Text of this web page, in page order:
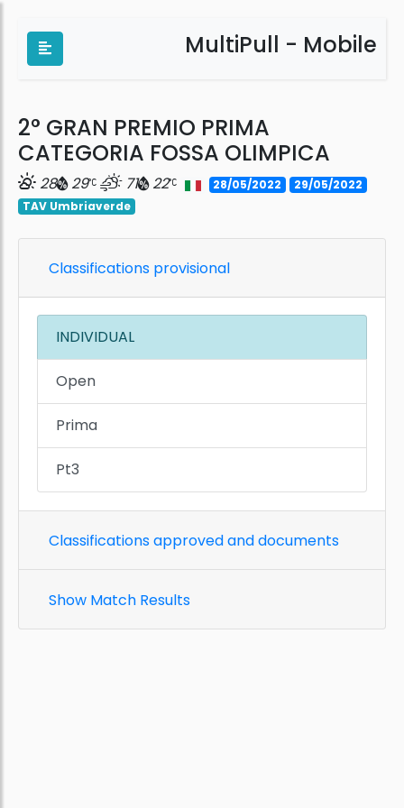
MultiPull - Mobile
2° GRAN PREMIO PRIMA
CATEGORIA FOSSA OLIMPICA
28 29 71 22 28/05/2022
29/05/2022
TAV Umbriaverde
Classifications provisional
INDIVIDUAL
Open
Prima
Pt3
Classifications approved and documents
Show Match Results